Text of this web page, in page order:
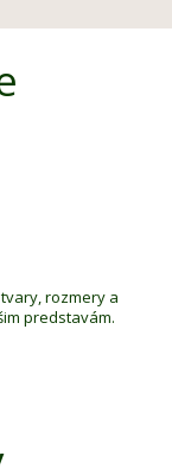
rozmery a
predstavám.